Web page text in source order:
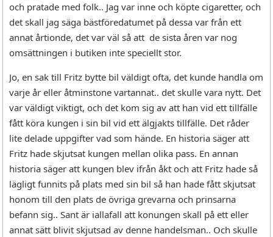
och pratade med folk.. Jag var inne och köpte cigaretter, och
det skall jag säga bästföredatumet på dessa var från ett
annat årtionde, det var väl så att de sista åren var nog
omsättningen i butiken inte speciellt stor.
Jo, en sak till Fritz bytte bil väldigt ofta, det kunde handla om
varje år eller åtminstone vartannat.. det skulle vara nytt. Det
var väldigt viktigt, och det kom sig av att han vid ett tillfälle
fått köra kungen i sin bil vid ett älgjakts tillfälle. Det råder
lite delade uppgifter vad som hände. En historia säger att
Fritz hade skjutsat kungen mellan olika pass. En annan
historia säger att kungen blev ifrån åkt och att Fritz hade så
lägligt funnits på plats med sin bil så han hade fått skjutsat
honom till den plats de övriga grevarna och prinsarna
befann sig.. Sant är iallafall att konungen skall på ett eller
annat sätt blivit skjutsad av denne handelsman.. Och skulle